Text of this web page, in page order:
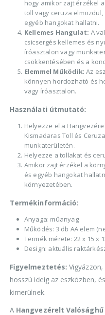
hogy amikor zajt érzékel
toll vagy ceruza
egyéb hangokat hallatni.
Kellemes Hangulat: A
csicsergés kellemes és
íróasztalon vagy
csökkentésében és a
Elemmel Működik: Az
könnyen hordozható és
vagy íróasztalon.
Használati útmutató:
Helyezze el a
Kismadaras Toll és
munkaterületén.
Helyezze a tollakat és
Amikor zajt érzékel a
és egyéb hangokat
környezetében.
Termékinformáció:
Anyaga: műanyag
Működés: 3 db AA elem
Termék mérete: 22 x 15 x
Design: aktuális
Figyelmeztetés:
hosszú ideig az eszközben,
kimerülnek.
A Hangvezérelt